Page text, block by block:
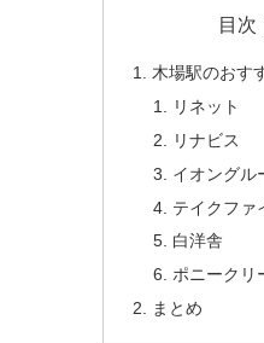
目次
木場駅のおす
リネット
リナビス
イオングル
テイクファ
白洋舎
ポニークリ
まとめ